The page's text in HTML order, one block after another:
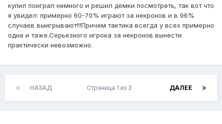
купил поиграл немного и решил демки посмотреть, так вот что
я увидел: примерно 60-70% играют за некронов и в 96%
случаев выигрывают!!!Причем тактика всегда у всех примерно
одна и таже.Серьезного игрока за некронов вынести
практически невозможно.
НАЗАД ДАЛЕЕ
Страница 1 из 3